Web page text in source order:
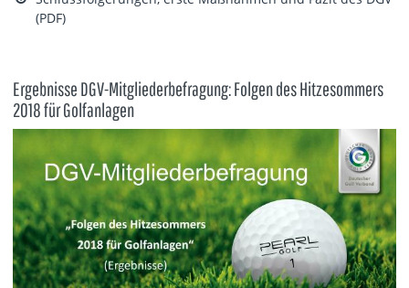
(PDF)
Ergebnisse DGV-Mitgliederbefragung: Folgen des Hitzesommers
2018 für Golfanlagen